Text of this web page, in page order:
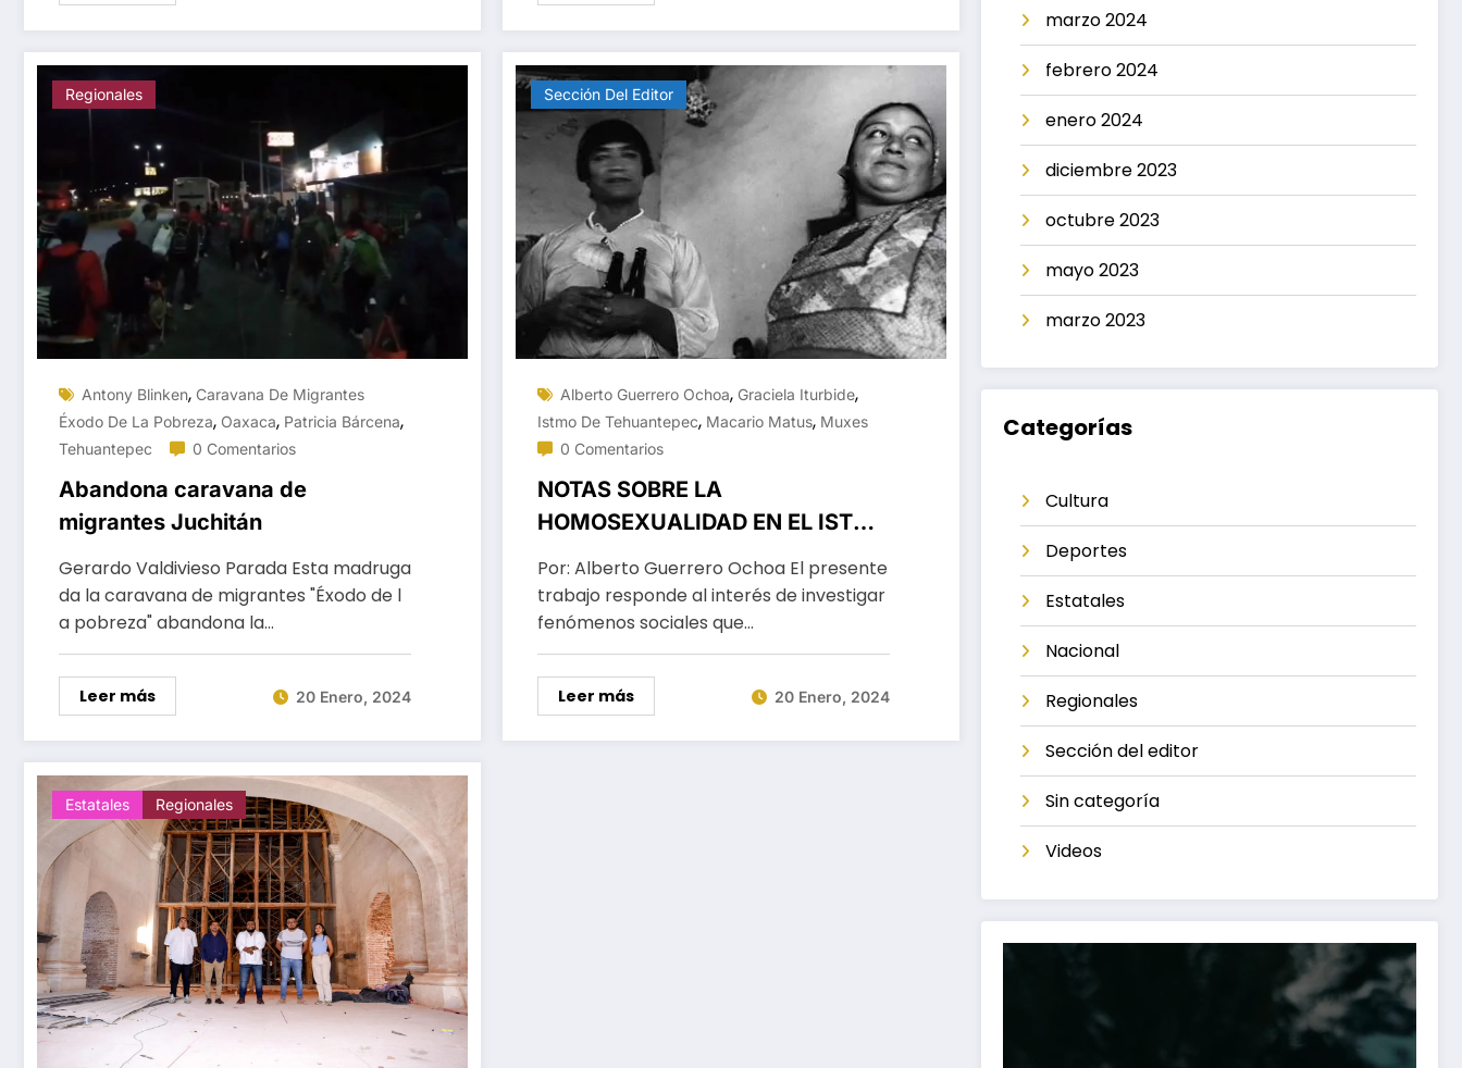
Regionales
Antony Blinken, Caravana De Migrantes
Éxodo De La Pobreza, Oaxaca, Patricia Bárcena,
Tehuantepec 0 Comentarios
Abandona caravana de
migrantes Juchitán
Gerardo Valdivieso Parada Esta madruga
da la caravana de migrantes "Éxodo de l
a pobreza" abandona la…
Leer más 20 Enero, 2024
Sección Del Editor
Alberto Guerrero Ochoa, Graciela Iturbide,
Istmo De Tehuantepec, Macario Matus, Muxes
0 Comentarios
NOTAS SOBRE LA
HOMOSEXUALIDAD EN EL ISTMO
DE TEHUANTEPEC (*)
Por: Alberto Guerrero Ochoa El presente
trabajo responde al interés de investigar
fenómenos sociales que…
Leer más 20 Enero, 2024
Estatales Regionales
marzo 2024
febrero 2024
enero 2024
diciembre 2023
octubre 2023
mayo 2023
marzo 2023
Categorías
Cultura
Deportes
Estatales
Nacional
Regionales
Sección del editor
Sin categoría
Videos